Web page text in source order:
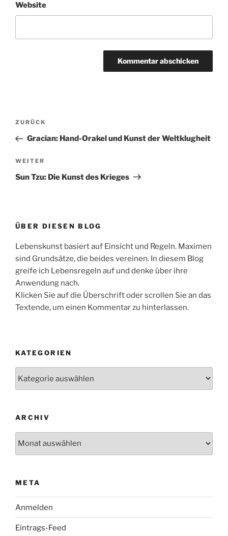
Website
Beitragsnavigation
Vorheriger
Beitrag
ZURÜCK
Gracian: Hand-Orakel und Kunst der Weltklugheit
Nächster
Beitrag
WEITER
Sun Tzu: Die Kunst des Krieges
ÜBER DIESEN BLOG
Lebenskunst basiert auf Einsicht und Regeln. Maximen
sind Grundsätze, die beides vereinen. In diesem Blog
greife ich Lebensregeln auf und denke über ihre
Anwendung nach.
Klicken Sie auf die Überschrift oder scrollen Sie an das
Textende, um einen Kommentar zu hinterlassen.
KATEGORIEN
ARCHIV
META
Anmelden
Eintrags-Feed